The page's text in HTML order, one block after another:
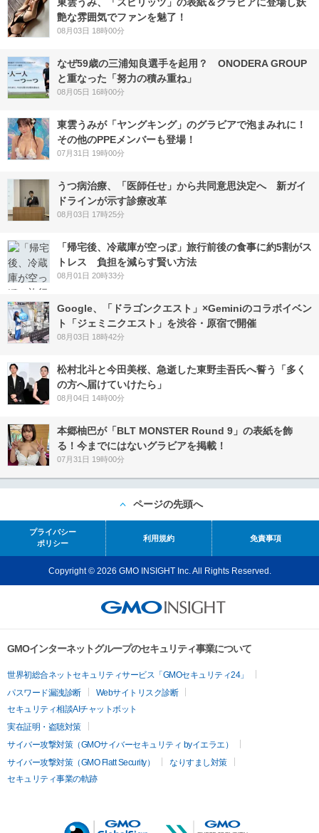
艶な雰囲気でファンを魅了！
08月03日 18時00分
なぜ59歳の三浦知良選手を起用？ ONODERA GROUP
と重なった「努力の積み重ね」
08月05日 16時00分
東雲うみが「ヤングキング」のグラビアで泡まみれに！
その他のPPEメンバーも登場！
07月31日 19時00分
うつ病治療、「医師任せ」から共同意思決定へ 新ガイ
ドラインが示す診療改革
08月03日 17時25分
「帰宅後、冷蔵庫が空っぽ」旅行前後の食事に約5割がス
トレス 負担を減らす賢い方法
08月01日 20時33分
Google、「ドラゴンクエスト」×Geminiのコラボイベン
ト「ジェミニクエスト」を渋谷・原宿で開催
08月03日 18時42分
松村北斗と今田美桜、急逝した東野圭吾氏へ誓う「多く
の方へ届けていけたら」
08月04日 14時00分
本郷柚巴が「BLT MONSTER Round 9」の表紙を飾
る！今までにはないグラビアを掲載！
07月31日 19時00分
ページの先頭へ
プライバシー
ポリシー
利用規約 免責事項
Copyright © 2026 GMO INSIGHT Inc. All Rights Reserved.
GMOインターネットグループのセキュリティ事業について
世界初総合ネットセキュリティサービス「GMOセキュリティ24」
パスワード漏洩診断
Webサイトリスク診断
セキュリティ相談AIチャットボット
実在証明・盗聴対策
サイバー攻撃対策（GMOサイバーセキュリティ byイエラエ）
サイバー攻撃対策（GMO Flatt Security）
なりすまし対策
セキュリティ事業の軌跡